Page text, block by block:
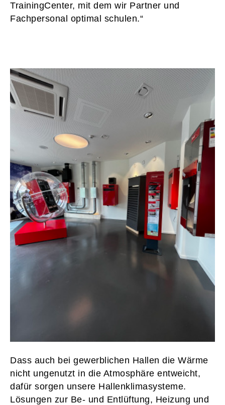
TrainingCenter, mit dem wir Partner und
Fachpersonal optimal schulen.“
Dass auch bei gewerblichen Hallen die Wärme
nicht ungenutzt in die Atmosphäre entweicht,
dafür sorgen unsere Hallenklimasysteme.
Lösungen zur Be- und Entlüftung, Heizung und